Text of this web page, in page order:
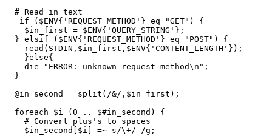
  # Read in text
   if ($ENV{'REQUEST_METHOD'} eq "GET") {
    $in_first = $ENV{'QUERY_STRING'};
  } elsif ($ENV{'REQUEST_METHOD'} eq "POST") {
    read(STDIN,$in_first,$ENV{'CONTENT_LENGTH'});
    }else{
    die "ERROR: unknown request method\n";
  }
  @in_second = split(/&/,$in_first);
  foreach $i (0 .. $#in_second) {
    # Convert plus's to spaces
    $in_second[$i] =~ s/\+/ /g;